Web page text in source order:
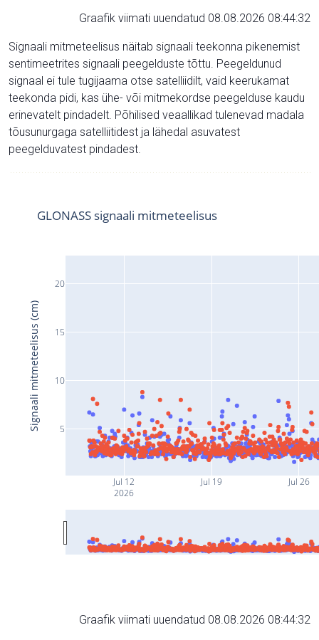
Graafik viimati uuendatud 08.08.2026 08:44:32
Signaali mitmeteelisus näitab signaali teekonna pikenemist
sentimeetrites signaali peegelduste tõttu. Peegeldunud
signaal ei tule tugijaama otse satelliidilt, vaid keerukamat
teekonda pidi, kas ühe- või mitmekordse peegelduse kaudu
erinevatelt pindadelt. Põhilised veaallikad tulenevad madala
tõusunurgaga satelliitidest ja lähedal asuvatest
peegelduvatest pindadest.
Jul 12
2026
Jul 19 Jul 26
5
10
15
20
GLONASS signaali mitmeteelisus
Signaali mitmeteelisus (cm)
Graafik viimati uuendatud 08.08.2026 08:44:32